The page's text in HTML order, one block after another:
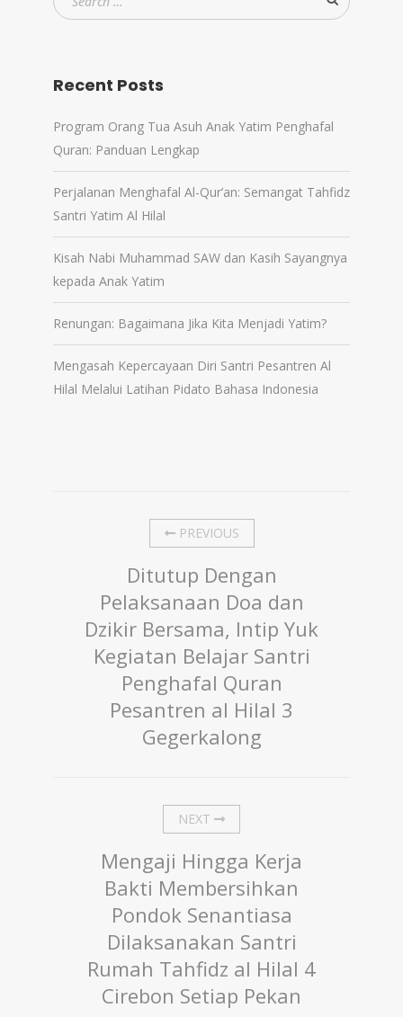
Recent Posts
Program Orang Tua Asuh Anak Yatim Penghafal
Quran: Panduan Lengkap
Perjalanan Menghafal Al-Qur’an: Semangat Tahfidz
Santri Yatim Al Hilal
Kisah Nabi Muhammad SAW dan Kasih Sayangnya
kepada Anak Yatim
Renungan: Bagaimana Jika Kita Menjadi Yatim?
Mengasah Kepercayaan Diri Santri Pesantren Al
Hilal Melalui Latihan Pidato Bahasa Indonesia
PREVIOUS
Ditutup Dengan
Pelaksanaan Doa dan
Dzikir Bersama, Intip Yuk
Kegiatan Belajar Santri
Penghafal Quran
Pesantren al Hilal 3
Gegerkalong
NEXT
Mengaji Hingga Kerja
Bakti Membersihkan
Pondok Senantiasa
Dilaksanakan Santri
Rumah Tahfidz al Hilal 4
Cirebon Setiap Pekan